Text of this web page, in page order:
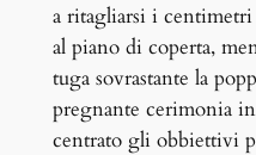
a ritagliarsi i centimetri
al piano di coperta,
tuga sovrastante la
pregnante cerimonia
centrato gli obbiettivi